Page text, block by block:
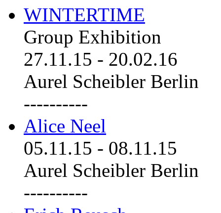
WINTERTIME
Group Exhibition
27.11.15 - 20.02.16
Aurel Scheibler Berlin
----------
Alice Neel
05.11.15 - 08.11.15
Aurel Scheibler Berlin
----------